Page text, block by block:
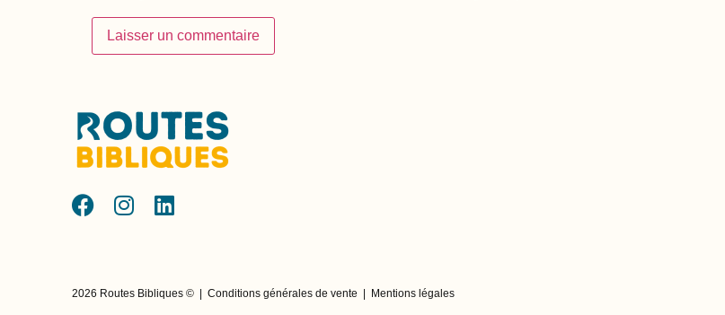
2026 Routes Bibliques © | Conditions générales de vente | Mentions légales